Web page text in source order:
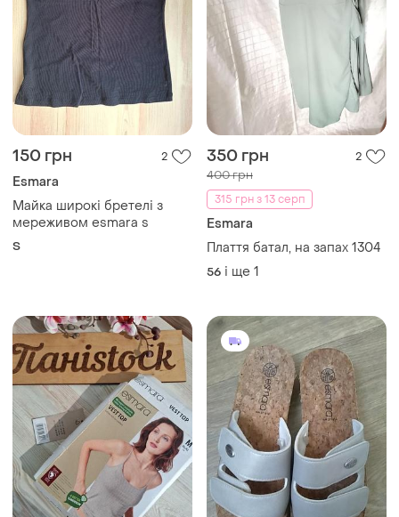
150 грн 2
Esmara
Майка широкі бретелі з
мереживом esmara s
S
350 грн 2
400 грн
315 грн з 13 серп
Esmara
Плаття батал, на запах 1304
56 і ще 1